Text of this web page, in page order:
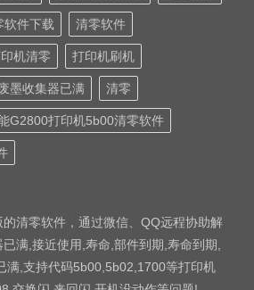
软件下载 清零软件
机清零 打印机刷机
废墨收集器已满 清零
G2800打印机5b00清零软件
清零软件，通过微信、QQ远程协助解
满,接近使用,寿命,部件到期,寿命到期,
满,支持代码5b00,5b02,1700等打印机